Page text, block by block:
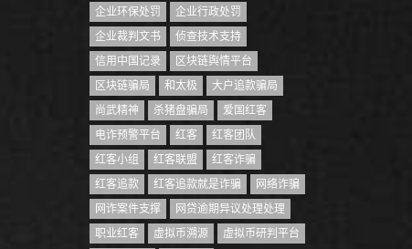
企业环保处罚
企业行政处罚
企业裁判文书
侦查技术支持
信用中国记录
区块链舆情平台
区块链骗局
和太极
大户追款骗局
尚武精神
杀猪盘骗局
爱国红客
电诈预警平台
红客
红客团队
红客小组
红客联盟
红客诈骗
红客追款
红客追款就是诈骗
网络诈骗
网诈案件支撑
网贷逾期异议处理处理
职业红客
虚拟币溯源
虚拟币研判平台